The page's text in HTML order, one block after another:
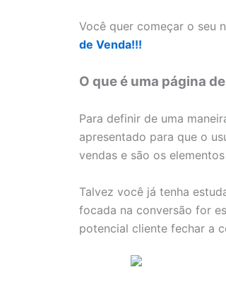
Você quer começar o seu
de Venda!!!
O que é uma página
Para definir de uma
apresentado para que o
vendas e são os
Talvez você já tenha
focada na conversão for
potencial cliente fechar a